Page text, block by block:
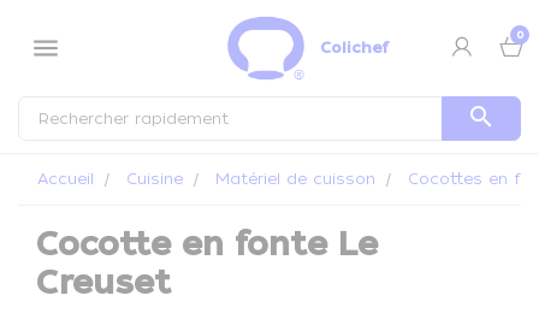
menu Colichef
0
search
Accueil Cuisine Matériel de cuisson Cocottes en
Cocotte en fonte Le
Creuset